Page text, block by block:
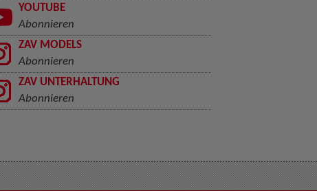
YOUTUBE
Abonnieren
ZAV MODELS
Abonnieren
ZAV UNTERHALTUNG
Abonnieren